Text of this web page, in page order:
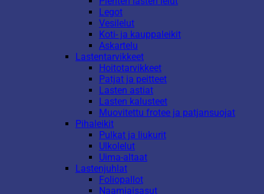
Legot
Vesilelut
Koti- ja kauppaleikit
Askartelu
Lastentarvikkeet
Hoitotarvikkeet
Patjat ja peitteet
Lasten astiat
Lasten kalusteet
Muovitettu frotee ja patjansuojat
Pihaleikit
Pulkat ja liukurit
Ulkolelut
Uima-altaat
Lastenjuhlat
Foliopallot
Naamiaisasut